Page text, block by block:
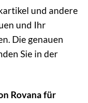
und andere
und Ihr
Die genauen
Sie in der
Rovana für